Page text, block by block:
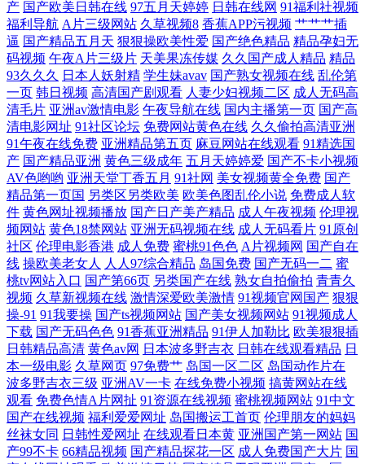
日本无码影院 天美九一 伊人成年网 91网站在线观看 AV大香蕉伊人网 成
人深夜导航 国产成人自拍网 黑人福利视频导航 久久国产电影 欧美另类激
情 人人妻人人操人人 网站91视频 一级性愛tV 91制片在线观看 爱豆AV在
线播放 大香蕉超碰免费在 国产精品日日摸 激情黄色av 精品人工一区二区
日本a级大片 激情综合网淫淫网 97福利社区活动 亚州三级在线网站 三级
国产日韩网址 久草社区在线观看 超碰在线人人 91情侣在线视频 亚洲色图
少妇熟女 日本少妇亚洲 欧美另类TS伪娘 av天堂bh 五月婷婷国产熟女 另类
视频专区 传媒91啪啪 亚洲无码先锋 97成人碰 国产盗拍色视频 麻豆爱豆果
冻 青青肏屄 五月激情综合基地 伊香蕉大综 AV超碰久久香蕉 成人AV三级
传媒 精品久久综合五 美女视频不卡 亚洲成人一区 成人18精品网站 国产男
女啪视频 久久国产精品久久 人妻H片 91n在线观看 99青青 成人九一观看
产 国产欧美日韩在线 97五月天婷婷 日韩在线网 91福利社视频
福利导航 A片三级网站 久草视频8 香蕉APP污视频 艹艹艹插
逼 国产精品五月天 狠狠操欧美性爱 国产绝色精品 精品孕妇无
码视频 午夜A片三级片 天美果冻传媒 久久国产成人精品 精品
93久久久
日本人妖射精 学生妹avav 国产熟女视频在线 乱伦第
一页 韩日视频 高清国产剧观看 人妻少妇视频二区 成人无码高
清毛片 亚洲av激情电影 午夜导航在线 国内主播第一页 国产高
清电影网址 91社区论坛 免费网站黄色在线 久久偷拍高清亚洲
91午夜在线免费 亚洲精品第五页 麻豆网站在线观看 91精选国
产 国产精品亚洲 黄色三级成年 五月天婷婷爱 国产不卡小视频
AV色哟哟 亚洲天堂丁香五月 91社网 美女视频黄全免费 国产
精品第一页国 另类区另类欧美 欧美色图乱伦小说 免费成人软
件 黄色网址视频播放 国产日产美产精品 成人午夜视频 伦理视
频网站 黄色18禁网站 亚洲无码视频在线 成人无码看片 91原创
社区 伦理电影香港 成人免费 蜜桃91色色 A片视频网 国产自在
线 操欧美老女人 人人97综合精品 岛国免费 国产无码一二 蜜
桃tv网站入口 国产第66页 另类国产在线 熟女自拍偷拍 青青久
视频 久草新视频在线 激情深爱欧美激情 91视频官网国产 狠狠
操-91 91我要操 国产ts视频网站 国产美女视频网站 91视频成人
下载 国产无码色色 91香蕉亚洲精品 91伊人加勒比 欧美狠狠插
日韩精品高清 黄色av网 日本波多野吉衣 日韩在线观看精品 日
本一级电影 久草网页 97免费艹 岛国一区二区 岛国动作片在
波多野吉衣三级 亚洲AV一卡 在线免费小视频 搞黄网站在线
观看 免费色情A片网扯 91资源在线视频 蜜桃视频网站 91中文
国产在线视频 福利爱爱网址 岛国搬运工首页 伦理朋友的妈妈
丝袜女同 日韩性爱网址 在线观看日本黄 亚洲国产第一网站 国
产99不卡 66精品视频 国产精品探花一区 成人免费国产大片 国